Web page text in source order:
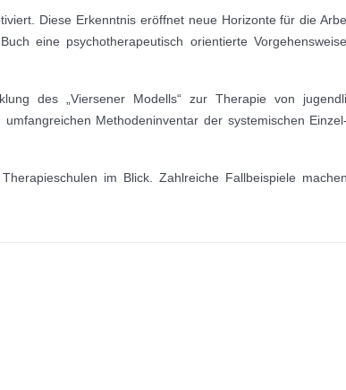
Diese Erkenntnis eröffnet neue Horizonte für die
eine psychotherapeutisch orientierte
des „Viersener Modells“ zur Therapie von
Methodeninventar der systemischen
im Blick. Zahlreiche Fallbeispiele